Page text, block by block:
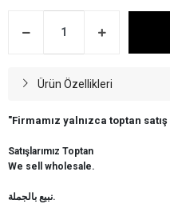
Ürün Özellikleri
"Firmamız yalnızca toptan
Satışlarımız Toptan
We sell wholesale.
نبيع بالجملة.